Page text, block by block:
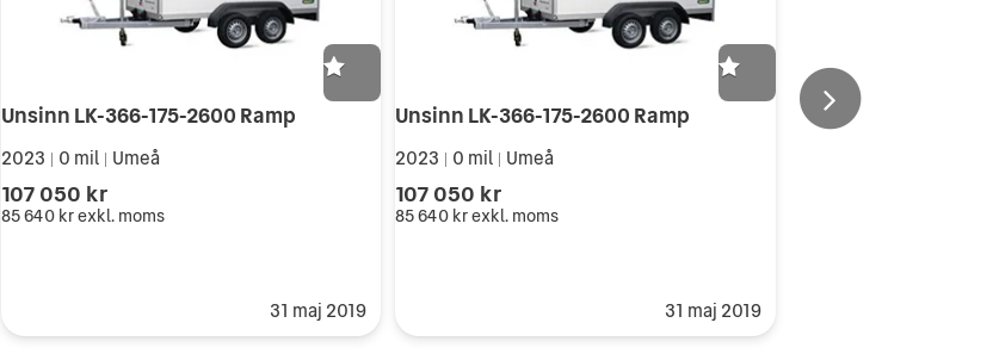
Unsinn LK-366-175-2600 Ramp
2023 | 0 mil | Umeå
107 050 kr
85 640 krexkl. moms
31 maj 2019
Unsinn LK-366-175-2600 Ramp
2023 0 mil Umeå
107 050 kr
85 640 krexkl. moms
31 maj 2019